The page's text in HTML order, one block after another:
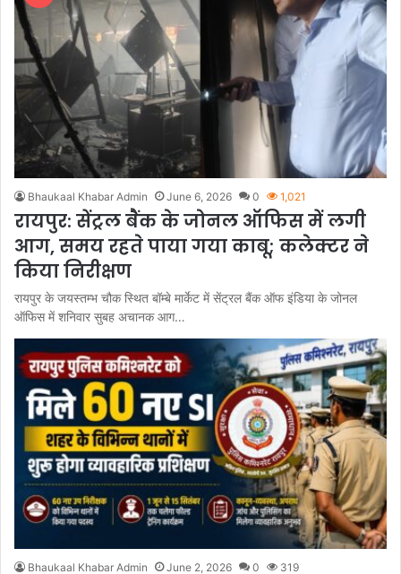
Bhaukaal Khabar Admin June 6, 2026 0 1,021
रायपुर: सेंट्रल बैंक के जोनल ऑफिस में लगी
आग, समय रहते पाया गया काबू; कलेक्टर ने
किया निरीक्षण
रायपुर के जयस्तम्भ चौक स्थित बॉम्बे मार्केट में सेंट्रल बैंक ऑफ इंडिया के जोनल
ऑफिस में शनिवार सुबह अचानक आग…
Bhaukaal Khabar Admin June 2, 2026 0 319